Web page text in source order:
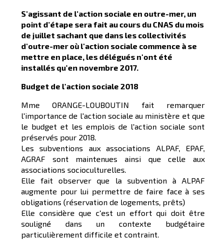
S'agissant de l'action sociale en outre-mer, un
point d'étape sera fait au cours du CNAS du mois
de juillet sachant que dans les collectivités
d'outre-mer où l'action sociale commence à se
mettre en place, les délégués n'ont été
installés qu'en novembre 2017.
Budget de l'action sociale 2018
Mme ORANGE-LOUBOUTIN fait remarquer
l'importance de l'action sociale au ministère et que
le budget et les emplois de l'action sociale sont
préservés pour 2018.
Les subventions aux associations ALPAF, EPAF,
AGRAF sont maintenues ainsi que celle aux
associations socioculturelles.
Elle fait observer que la subvention à ALPAF
augmente pour lui permettre de faire face à ses
obligations (réservation de logements, prêts)
Elle considère que c'est un effort qui doit être
souligné dans un contexte budgétaire
particulièrement difficile et contraint.